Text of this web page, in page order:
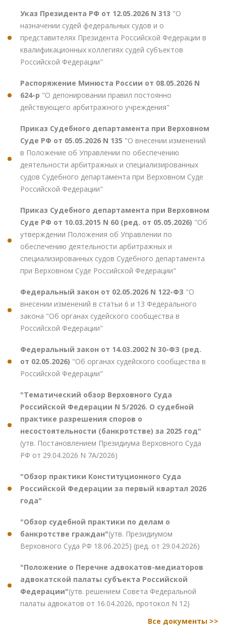
Указ Президента РФ от 12.05.2026 N 313 "О
назначении судей федеральных судов и о
представителях Президента Российской Федерации в
квалификационных коллегиях судей субъектов
Российской Федерации"
Распоряжение Минюста России от 08.05.2026 N
624-р "О депонировании правил постоянно
действующего арбитражного учреждения"
Приказ Судебного департамента при Верховном
Суде РФ от 05.05.2026 N 135 "О внесении изменений
в Положение об Управлении по обеспечению
деятельности арбитражных и специализированных
судов Судебного департамента при Верховном Суде
Российской Федерации"
Приказ Судебного департамента при Верховном
Суде РФ от 10.03.2015 N 60 (ред. от 05.05.2026) "Об
утверждении Положения об Управлении по
обеспечению деятельности арбитражных и
специализированных судов Судебного департамента
при Верховном Суде Российской Федерации"
Федеральный закон от 02.05.2026 N 122-ФЗ "О
внесении изменений в статьи 6 и 13 Федерального
закона "Об органах судейского сообщества в
Российской Федерации"
Федеральный закон от 14.03.2002 N 30-ФЗ (ред.
от 02.05.2026) "Об органах судейского сообщества в
Российской Федерации"
"Тематический обзор Верховного Суда
Российской Федерации N 5/2026. О судебной
практике разрешения споров о
несостоятельности (банкротстве) за 2025 год"
(утв. Постановлением Президиума Верховного Суда
РФ от 29.04.2026 N 7А/2026)
"Обзор практики Конституционного Суда
Российской Федерации за первый квартал 2026
года"
"Обзор судебной практики по делам о
банкротстве граждан"(утв. Президиумом
Верховного Суда РФ 18.06.2025) (ред. от 29.04.2026)
"Положение о Перечне адвокатов-медиаторов
адвокатской палаты субъекта Российской
Федерации"(утв. решением Совета Федеральной
палаты адвокатов от 16.04.2026, протокол N 12)
Все документы >>